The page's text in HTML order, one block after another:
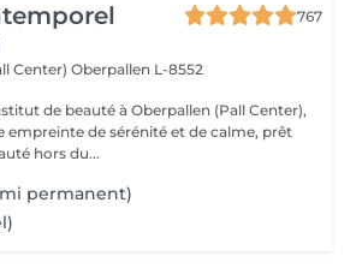
767
Center) Oberpallen L-8552
de beauté à Oberpallen (Pall Center),
empreinte de sérénité et de calme, prêt
hors du...
permanent)